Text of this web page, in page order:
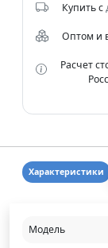
Купить с
Оптом и
Расчет
Характеристики
Модель